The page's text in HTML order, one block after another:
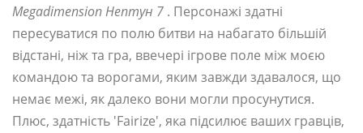
Megadimension Нептун 7 . Персонажі здатні
пересуватися по полю битви на набагато більшій
відстані, ніж та гра, ввечері ігрове поле між моєю
командою та ворогами, яким завжди здавалося, що
немає межі, як далеко вони могли просунутися.
Плюс, здатність 'Fairize', яка підсилює ваших гравців,